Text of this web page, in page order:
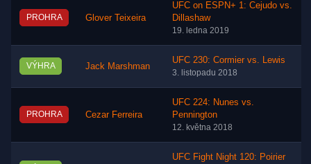
PROHRA Glover Teixeira
UFC on ESPN+ 1: Cejudo vs.
Dillashaw
19. ledna 2019
VÝHRA Jack Marshman
UFC 230: Cormier vs. Lewis
3. listopadu 2018
PROHRA Cezar Ferreira
UFC 224: Nunes vs.
Pennington
12. května 2018
UFC Fight Night 120: Poirier